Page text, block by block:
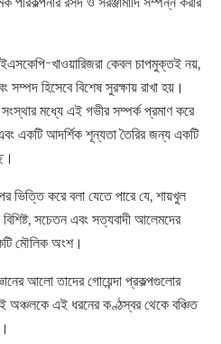
খাওয়ারিজরা কেবল চাপমুক্তই নয়,
সম্পদ হিসেবে বিশেষ সুরক্ষায় রাখা হয়।
মধ্যে এই গভীর সম্পর্ক প্রমাণ করে
একটি আদর্শিক শূন্যতা তৈরির জন্য একটি
ভিত্তি করে বলা যেতে পারে যে, শায়খুল
বিশিষ্ট, সচেতন এবং সত্যবাদী আলেমদের
মৌলিক অংশ।
আলো তাদের গোয়েন্দা প্রকল্পগুলোর
অঞ্চলকে এই ধরনের কণ্ঠস্বর থেকে বঞ্চিত